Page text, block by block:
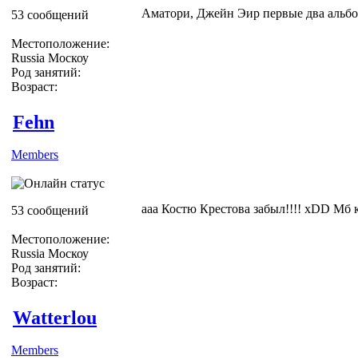
53 сообщений
Местоположение:
Russia Москоу
Род занятий:
Возраст:
Аматори, Джейн Эир первые два
Fehn
Members
53 сообщений
Местоположение:
Russia Москоу
Род занятий:
Возраст:
ааа Костю Крестова забыл!!!! xDD Мб
Watterlou
Members